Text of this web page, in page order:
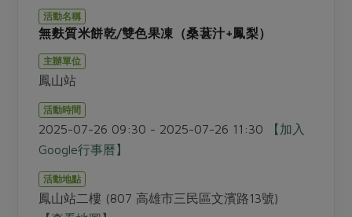
奶蛋豆・五穀
肉品・水產
畜產肉類
水畜加工品
麵食
肉食
海鮮
蔬食
蛋料理
料理方式
把最好的台灣味帶回家！
2026年端午節預購圓滿結束
更多預購活動
當季產品
合作25-經典快閃最後一週
觀點文章
主婦食堂
社內大小事
產品故事
樂齡生活
廚房瑜伽
關於合作社
認識合作社
關於我們
合作社組織
員工與求才
重要公告
活動名稱
無麩質米餅乾/雙色果凍（桑葚汁+鳳梨）
主辦單位
鳳山站
活動時間
2025-07-26 09:30 - 2025-07-26 11:30
【加入
Google行事曆】
活動地點
鳳山站二樓 (807 高雄市三民區文濱路13號)